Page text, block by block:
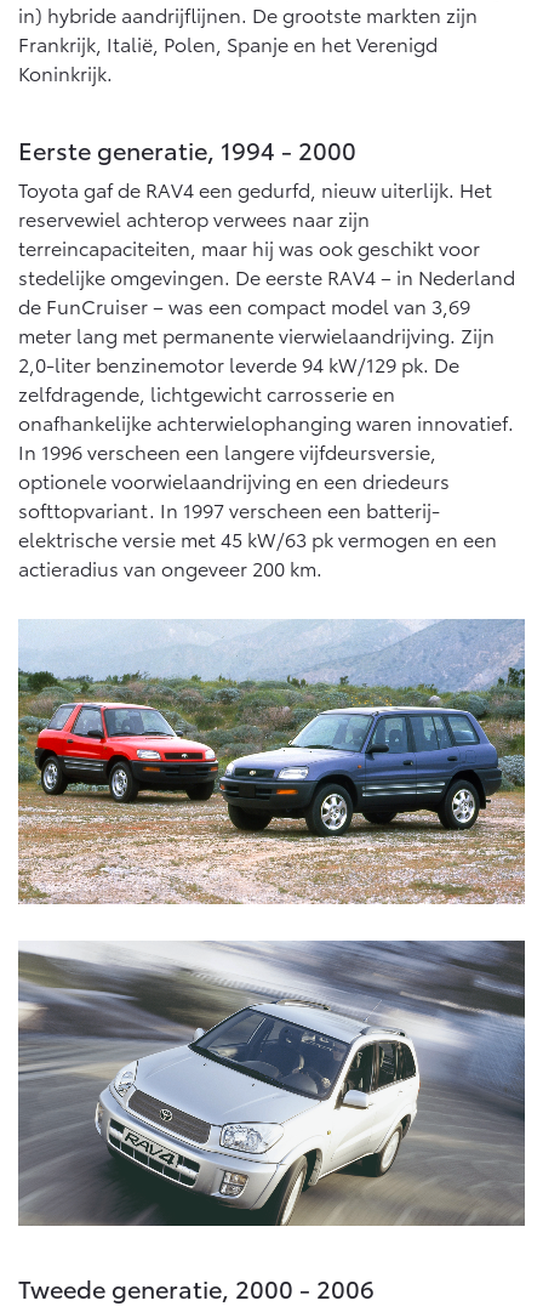
in) hybride aandrijflijnen. De grootste markten zijn
Frankrijk, Italië, Polen, Spanje en het Verenigd
Koninkrijk.
Eerste generatie, 1994 - 2000
Toyota gaf de RAV4 een gedurfd, nieuw uiterlijk. Het
reservewiel achterop verwees naar zijn
terreincapaciteiten, maar hij was ook geschikt voor
stedelijke omgevingen. De eerste RAV4 – in Nederland
de FunCruiser – was een compact model van 3,69
meter lang met permanente vierwielaandrijving. Zijn
2,0-liter benzinemotor leverde 94 kW/129 pk. De
zelfdragende, lichtgewicht carrosserie en
onafhankelijke achterwielophanging waren innovatief.
In 1996 verscheen een langere vijfdeursversie,
optionele voorwielaandrijving en een driedeurs
softtopvariant. In 1997 verscheen een batterij-
elektrische versie met 45 kW/63 pk vermogen en een
actieradius van ongeveer 200 km.
Tweede generatie, 2000 - 2006